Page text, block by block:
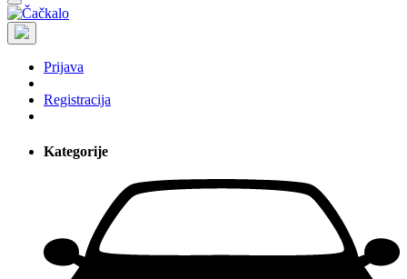
Prijava
Registracija
Kategorije